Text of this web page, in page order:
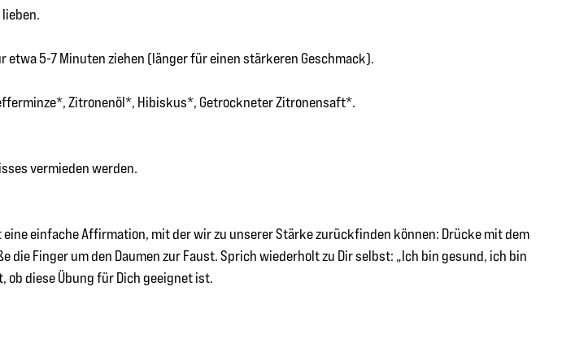
5-7 Minuten ziehen (länger für einen stärkeren Geschmack).
Zitronenöl*, Hibiskus*, Getrockneter Zitronensaft*.
vermieden werden.
einfache Affirmation, mit der wir zu unserer Stärke zurückfinden können: Drücke mit dem
Finger um den Daumen zur Faust. Sprich wiederholt zu Dir selbst: „Ich bin gesund, ich bin
diese Übung für Dich geeignet ist.